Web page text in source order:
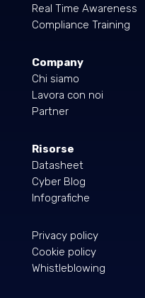
Real Time Awareness
Compliance Training
Company
Chi siamo
Lavora con noi
Partner
Risorse
Datasheet
Cyber Blog
Infografiche
Privacy policy
Cookie policy
Whistleblowing